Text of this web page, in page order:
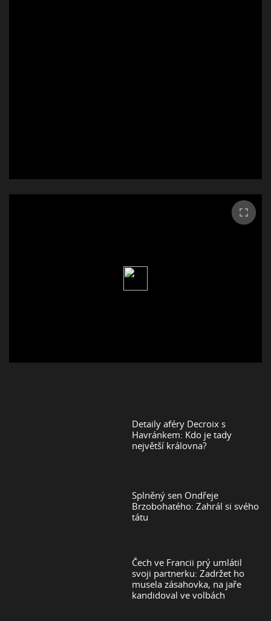
Detaily aféry Decroix s
Havránkem: Kdo je tady
největší královna?
Splněný sen Ondřeje
Brzobohatého: Zahrál si svého
tátu
Čech ve Francii prý umlátil
svoji partnerku: Zadržet ho
musela zásahovka, na jaře
kandidoval ve volbách